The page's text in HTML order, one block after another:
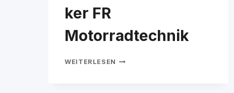
ker FR
Motorradtechnik
WEITERLESEN ZWEIRADMECHATRONIKER